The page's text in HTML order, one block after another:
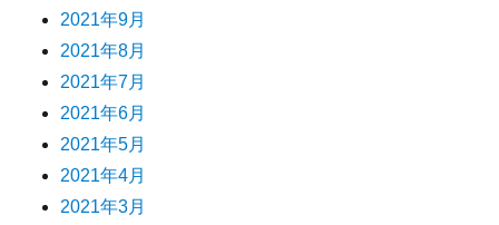
2021年9月
2021年8月
2021年7月
2021年6月
2021年5月
2021年4月
2021年3月